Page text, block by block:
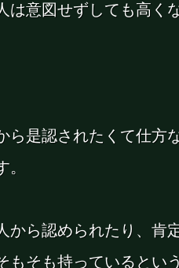
は意図せずしても高く
ら是認されたくて仕方
から認められたり、肯
もそも持っているとい